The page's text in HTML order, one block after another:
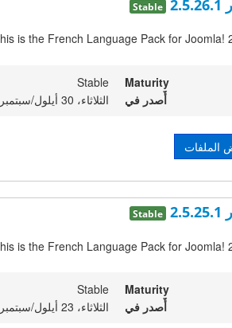
Stable
is the French Language Pack for Joomla!
Maturity
Stable
أٌصدر في
الثلاثاء، 30 أيلول/سبتمبر 2014 23:00
الملفات
Stable
is the French Language Pack for Joomla!
Maturity
Stable
أٌصدر في
الثلاثاء، 23 أيلول/سبتمبر 2014 23:00